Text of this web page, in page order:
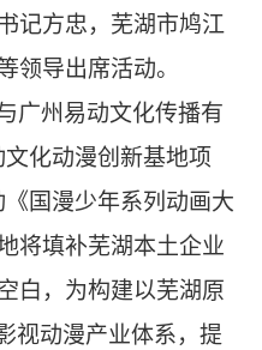
记方忠，芜湖市鸠江
领导出席活动。
广州易动文化传播有
文化动漫创新基地项
国漫少年系列动画大
将填补芜湖本土企业
白，为构建以芜湖原
视动漫产业体系，提